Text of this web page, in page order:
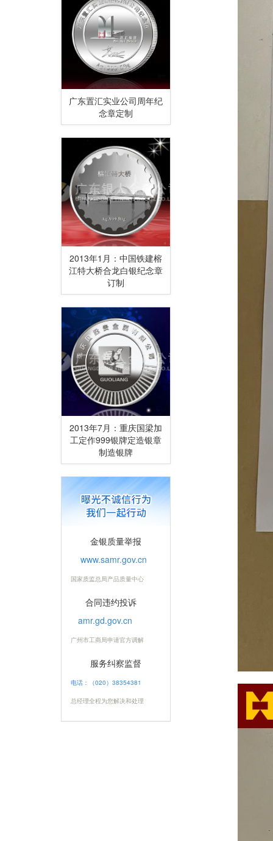
广东置汇实业公司周年纪
念章定制
2013年1月：中国铁建榕
江特大桥合龙白银纪念章
订制
2013年7月：重庆国梁加
工定作999银牌定造银章
制造银牌
金银质量举报
www.samr.gov.cn
国家质监总局产品质量中心
合同违约投诉
amr.gd.gov.cn
广州市工商局申请官方调解
服务纠察监督
电话：（020）38354381
总经理全程为您解决和处理